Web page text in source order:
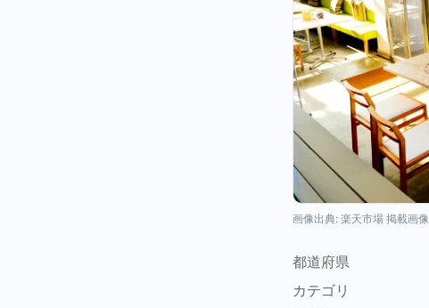
画像出典: 楽天市場 掲載画像
都道府県
カテゴリ